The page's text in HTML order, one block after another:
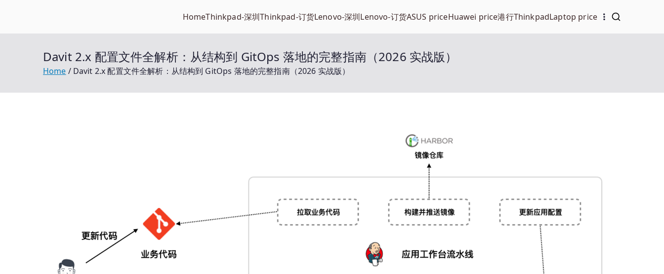
HomeThinkpad-深圳Thinkpad-订货Lenovo-深圳Lenovo-订货ASUS priceHuawei price港行ThinkpadLaptop price
Davit 2.x 配置文件全解析：从结构到 GitOps 落地的完整指南（2026 实战版）
Home Davit 2.x 配置文件全解析：从结构到 GitOps 落地的完整指南（2026 实战版）